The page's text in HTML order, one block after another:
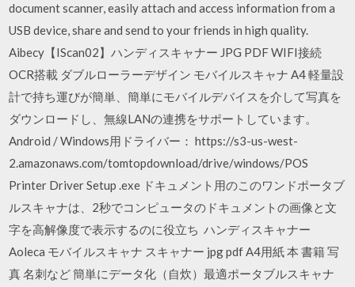
document scanner, easily attach and access information from a
USB device, share and send to your friends in high quality.
Aibecy【IScan02】ハンディスキャナー JPG PDF WIFI接続
OCR搭載 ダブルローラーデザイン モバイルスキャナ A4 軽量設
計で持ち運びが簡単、簡単にモバイルデバイスを介して写真を
ダウンロードし、無線LANの連携をサポートしています。
Android / Windows用ドライバー： https://s3-us-west-
2.amazonaws.com/tomtopdownload/drive/windows/POS
Printer Driver Setup .exe ドキュメント用のこのワンドポータブ
ルスキャナは、2秒でコンピュータのドキュメントの画像と文
字を高解像度で表示するのに役立ち ハンディスキャナー
Aoleca モバイルスキャナ スキャナー jpg pdf A4用紙 本 書籍 写
真 名刺など 簡単にデータ化（自炊）最適ポータブルスキャナ